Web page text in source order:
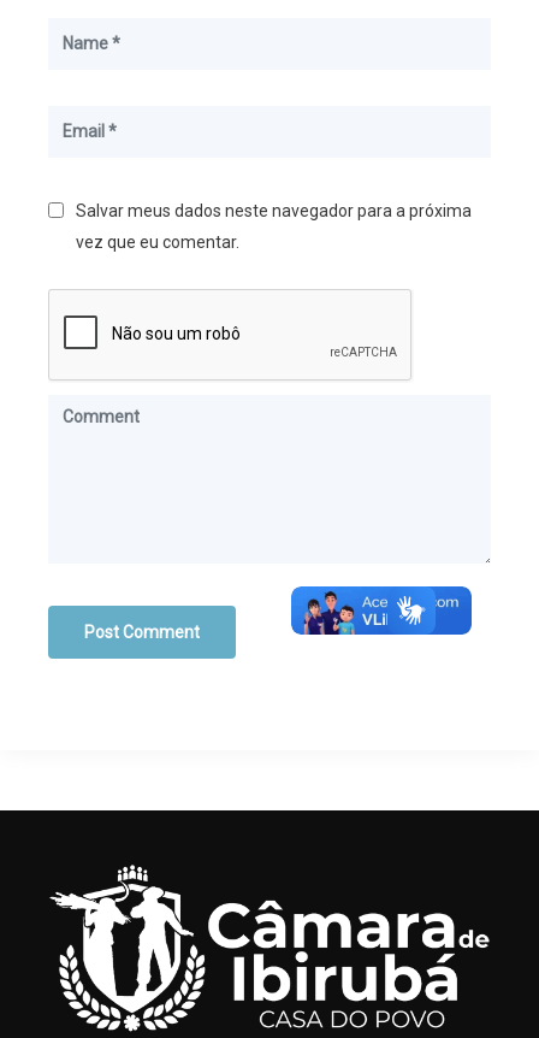
Salvar meus dados neste navegador para a próxima
vez que eu comentar.